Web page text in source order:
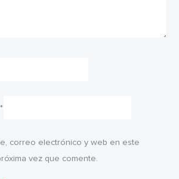
*
correo electrónico y web en este
vez que comente.